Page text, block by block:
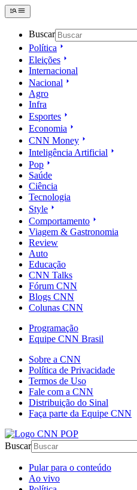
Buscar
Política
Eleições
Internacional
Nacional
Agro
Infra
Esportes
Economia
CNN Money
Inteligência Artificial
Pop
Saúde
Ciência
Tecnologia
Style
Comportamento
Viagem & Gastronomia
Review
Auto
Educação
CNN Talks
Fórum CNN
Blogs CNN
Colunas CNN
Programação
Equipe CNN Brasil
Sobre a CNN
Política de Privacidade
Termos de Uso
Fale com a CNN
Distribuição do Sinal
Faça parte da Equipe CNN
Buscar
Pular para o conteúdo
Ao vivo